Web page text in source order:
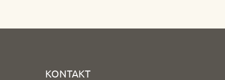
KONTAKT